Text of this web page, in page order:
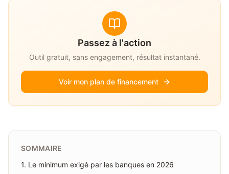
Passez à l'action
Outil gratuit, sans engagement, résultat instantané.
Voir mon plan de financement
SOMMAIRE
1. Le minimum exigé par les banques en 2026